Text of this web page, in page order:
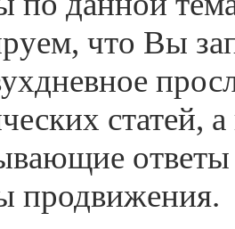
что Вы
статей,
продвижения.